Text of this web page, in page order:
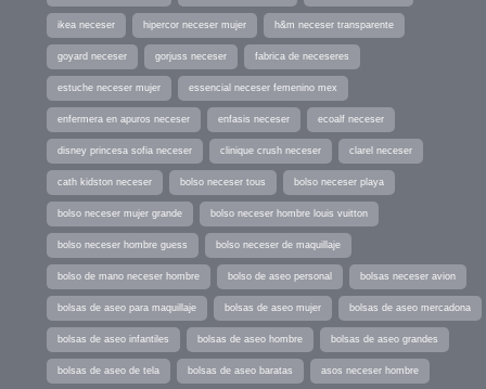
ikea neceser hipercor neceser mujer h&m neceser transparente
goyard neceser gorjuss neceser fabrica de neceseres
estuche neceser mujer essencial neceser femenino mex
enfermera en apuros neceser enfasis neceser ecoalf neceser
disney princesa sofia neceser clinique crush neceser clarel neceser
cath kidston neceser bolso neceser tous bolso neceser playa
bolso neceser mujer grande bolso neceser hombre louis vuitton
bolso neceser hombre guess bolso neceser de maquillaje
bolso de mano neceser hombre bolso de aseo personal bolsas neceser avion
bolsas de aseo para maquillaje bolsas de aseo mujer bolsas de aseo mercadona
bolsas de aseo infantiles bolsas de aseo hombre bolsas de aseo grandes
bolsas de aseo de tela bolsas de aseo baratas asos neceser hombre